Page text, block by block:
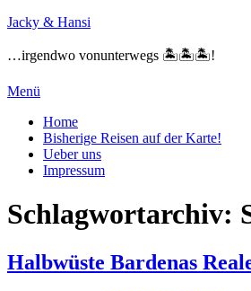
Zum
springen
Jacky & Hansi
…irgendwo vonunterwegs 🏝🏝🏝!
Menü
Primäres
Menü
Home
Bisherige Reisen auf der Karte!
Ueber uns
Impressum
Schlagwortarchiv:
Halbwüste Bardenas